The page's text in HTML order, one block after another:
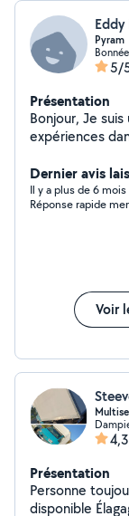
Eddy
Pyram
5/
Présentation
Bonjour, Je suis un particulier qui a de nombreuses
expériences
domestiques
reste
Dernier avis
Il y a plus de 6 mois
Réponse rapide
Voir
Présentation
Personne
disponible Élagage./tonte pelouse / abattage d'arbre